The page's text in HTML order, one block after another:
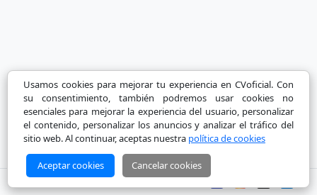
Usamos cookies para mejorar tu experiencia en CVoficial. Con
su consentimiento, también podremos usar cookies no
esenciales para mejorar la experiencia del usuario, personalizar
el contenido, personalizar los anuncios y analizar el tráfico del
sitio web. Al continuar, aceptas nuestra política de cookies
Aceptar cookies Cancelar cookies